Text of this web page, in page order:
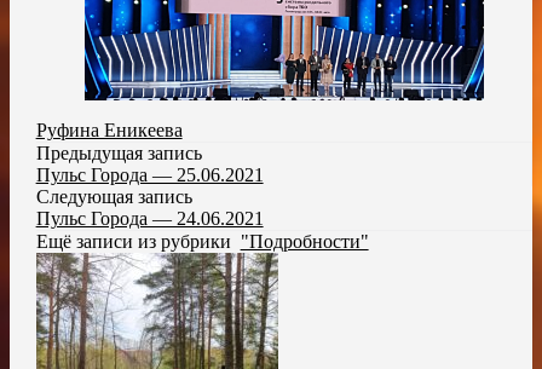
Руфина Еникеева
Предыдущая запись
Пульс Города — 25.06.2021
Следующая запись
Пульс Города — 24.06.2021
Ещё записи из рубрики "Подробности"